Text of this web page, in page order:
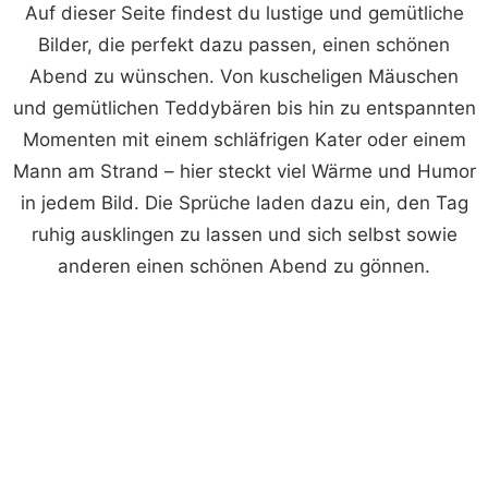
Auf dieser Seite findest du lustige und gemütliche
Bilder, die perfekt dazu passen, einen schönen
Abend zu wünschen. Von kuscheligen Mäuschen
und gemütlichen Teddybären bis hin zu entspannten
Momenten mit einem schläfrigen Kater oder einem
Mann am Strand – hier steckt viel Wärme und Humor
in jedem Bild. Die Sprüche laden dazu ein, den Tag
ruhig ausklingen zu lassen und sich selbst sowie
anderen einen schönen Abend zu gönnen.